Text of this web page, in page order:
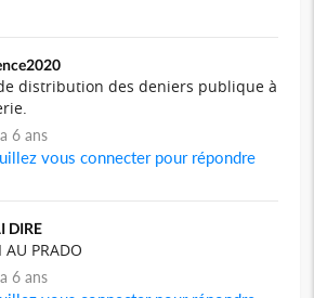
distribution des deniers publique à
a 6 ans
vous connecter pour répondre
DIRE
AU PRADO
a 6 ans